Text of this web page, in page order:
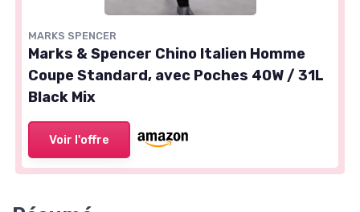
MARKS SPENCER
Marks & Spencer Chino Italien Homme
Coupe Standard, avec Poches 40W / 31L
Black Mix
Voir l'offre